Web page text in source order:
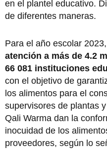
en el plantel educativo.
de diferentes maneras.
Para el año escolar 2023,
atención a más de 4.2
66 081 instituciones
con el objetivo de
los alimentos para el
supervisores de plantas
Qali Warma dan la
inocuidad de los
proveedores, según lo